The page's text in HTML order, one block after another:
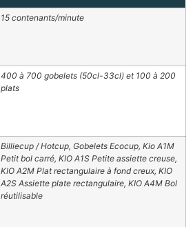
15 contenants/minute
400 à 700 gobelets (50cl-33cl) et 100 à 200
plats
Billiecup / Hotcup, Gobelets Ecocup, Kio A1M
Petit bol carré, KIO A1S Petite assiette creuse,
KIO A2M Plat rectangulaire à fond creux, KIO
A2S Assiette plate rectangulaire, KIO A4M Bol
réutilisable